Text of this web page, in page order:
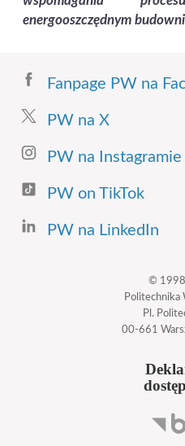
energooszczędnym
Fanpage PW na
PW na X
PW na Instagramie
PW on TikTok
PW na LinkedIn
©
Politechnika
Pl.
00-661